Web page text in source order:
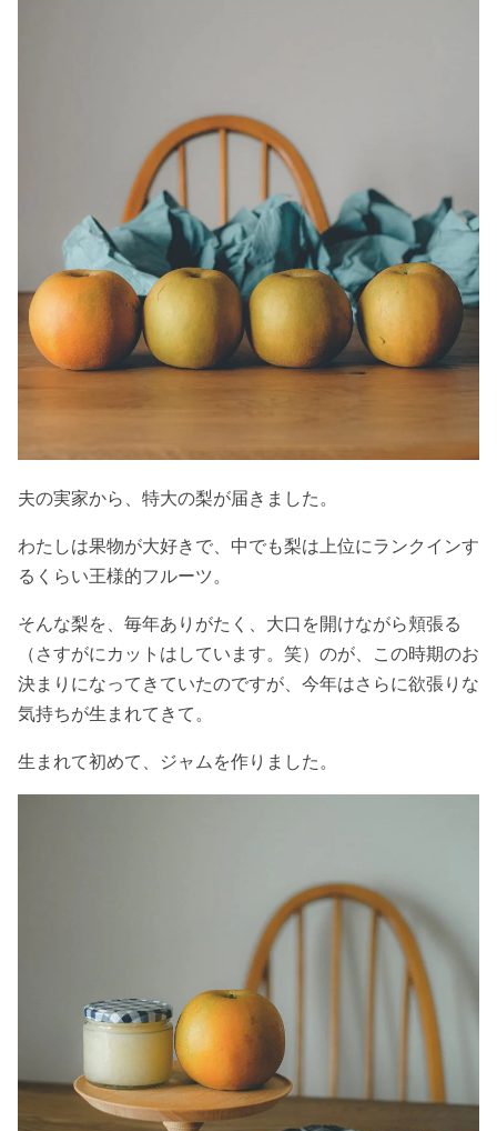
夫の実家から、特大の梨が届きました。
わたしは果物が大好きで、中でも梨は上位にランクインす
るくらい王様的フルーツ。
そんな梨を、毎年ありがたく、大口を開けながら頬張る
（さすがにカットはしています。笑）のが、この時期のお
決まりになってきていたのですが、今年はさらに欲張りな
気持ちが生まれてきて。
生まれて初めて、ジャムを作りました。